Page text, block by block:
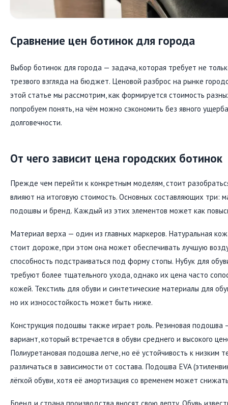
Сравнение цен ботинок для города
Выбор ботинок для города — задача, которая требует не
трезвого взгляда на бюджет. Ценовой разброс на рынке
этой статье мы рассмотрим, как формируется стоимость
попробуем понять, на чём можно сэкономить без явного
долговечности.
От чего зависит цена городских ботинок
Прежде чем перейти к конкретным моделям, стоит
влияют на итоговую стоимость. Основных составляющих три:
подошвы и бренд. Каждый из этих элементов может как
Материал верха — один из главных маркеров. Натуральная
стоит дороже, при этом она может обеспечивать лучшую
способность подстраиваться под форму стопы. Нубук для
требуют более тщательного ухода, однако их цена часто
кожей. Текстиль для обуви и синтетические материалы для
но их износостойкость может быть ниже.
Конструкция подошвы также играет роль. Резиновая подошва
вариант, который встречается в обуви среднего и высокого
Полиуретановая подошва легче, но её устойчивость к низким
различаться в зависимости от состава. Подошва EVA
лёгкой обуви, хотя её амортизация со временем может